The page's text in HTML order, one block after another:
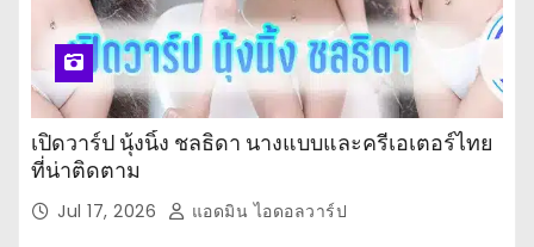
เปิดวาร์ป นุ้งนิ้ง ชลธิดา นางแบบและครีเอเตอร์ไทย
ที่น่าติดตาม
Jul 17, 2026 แอดมิน ไอดอลวาร์ป